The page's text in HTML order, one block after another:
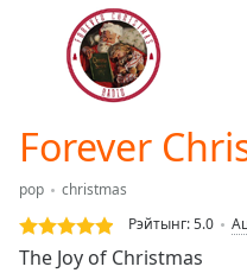
Backward
Current
Time0:00
Duration
Loaded:
0.00%
Forever
pop
christmas
Рэйтынг:5.0
The Joy of Christmas